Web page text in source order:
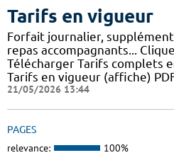
Tarifs en vigueur
Forfait journalier,
repas accompagnants...
Télécharger Tarifs complets
Tarifs en vigueur (affiche)
21/05/2026 13:44
PAGES
relevance: 100%